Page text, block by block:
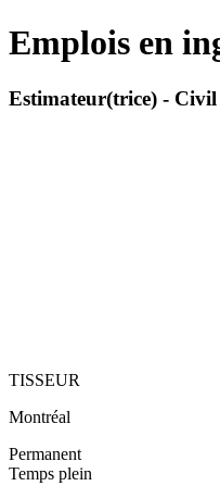
Emplois en
Estimateur(trice) - Civil
TISSEUR
Montréal
Permanent
Temps plein